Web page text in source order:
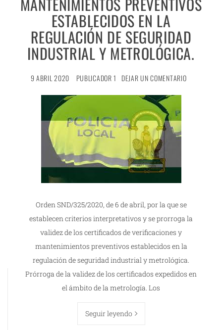
ESTABLECIDOS EN LA
REGULACIÓN DE SEGURIDAD
INDUSTRIAL Y METROLÓGICA.
9 ABRIL 2020 PUBLICADOR 1 DEJAR UN COMENTARIO
Orden SND/325/2020, de 6 de abril, por la que se
establecen criterios interpretativos y se prorroga la
validez de los certificados de verificaciones y
mantenimientos preventivos establecidos en la
regulación de seguridad industrial y metrológica.
Prórroga de la validez de los certificados expedidos en
el ámbito de la metrología. Los
Seguir leyendo